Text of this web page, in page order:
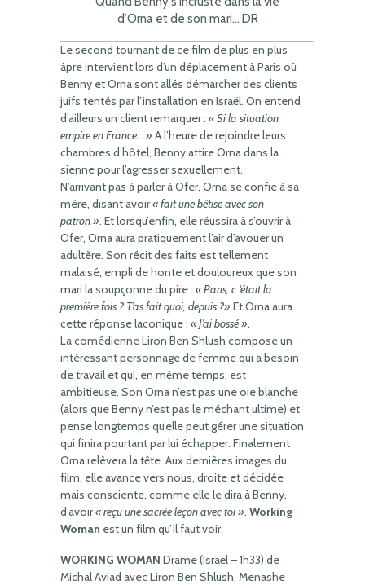
d’Orna et de son mari… DR
Le second tournant de ce film de plus en plus
âpre intervient lors d’un déplacement à Paris où
Benny et Orna sont allés démarcher des clients
juifs tentés par l’installation en Israël. On entend
d’ailleurs un client remarquer : « Si la situation
empire en France… » A l’heure de rejoindre leurs
chambres d’hôtel, Benny attire Orna dans la
sienne pour l’agresser sexuellement.
N’arrivant pas à parler à Ofer, Orna se confie à sa
mère, disant avoir« fait une bêtise avec son
patron ». Et lorsqu’enfin, elle réussira à s’ouvrir à
Ofer, Orna aura pratiquement l’air d’avouer un
adultère. Son récit des faits est tellement
malaisé, empli de honte et douloureux que son
mari la soupçonne du pire : « Paris, c ‘était la
première fois ? T’as fait quoi, depuis ?» Et Orna aura
cette réponse laconique : « J’ai bossé ».
La comédienne Liron Ben Shlush compose un
intéressant personnage de femme qui a besoin
de travail et qui, en même temps, est
ambitieuse. Son Orna n’est pas une oie blanche
(alors que Benny n’est pas le méchant ultime) et
pense longtemps qu’elle peut gérer une situation
qui finira pourtant par lui échapper. Finalement
Orna relèvera la tête. Aux dernières images du
film, elle avance vers nous, droite et décidée
mais consciente, comme elle le dira à Benny,
d’avoir« reçu une sacrée leçon avec toi ». Working
Woman est un film qu’il faut voir.
WORKING WOMAN Drame (Israël – 1h33) de
Michal Aviad avec Liron Ben Shlush, Menashe